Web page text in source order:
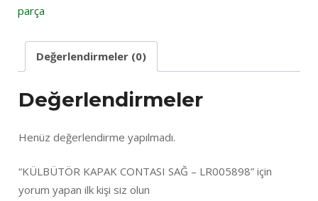
parça
Değerlendirmeler (0)
Değerlendirmeler
Henüz değerlendirme yapılmadı.
“KÜLBÜTÖR KAPAK CONTASI SAĞ – LR005898” için
yorum yapan ilk kişi siz olun